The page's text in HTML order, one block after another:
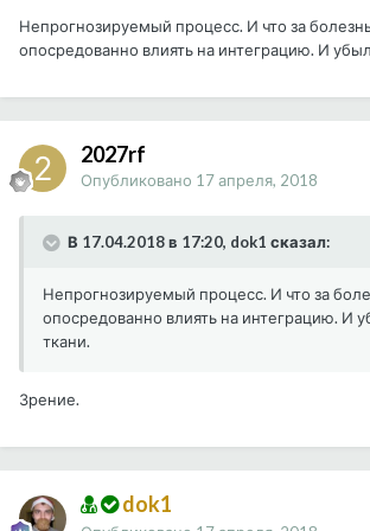
Непрогнозируемый процесс. И что за
опосредованно влиять на интеграцию. И
2027rf
Опубликовано 17 апреля, 2018
В 17.04.2018 в 17:20, dok1 сказал:
Непрогнозируемый процесс. И что за
опосредованно влиять на интеграцию. И
ткани.
Зрение.
dok1